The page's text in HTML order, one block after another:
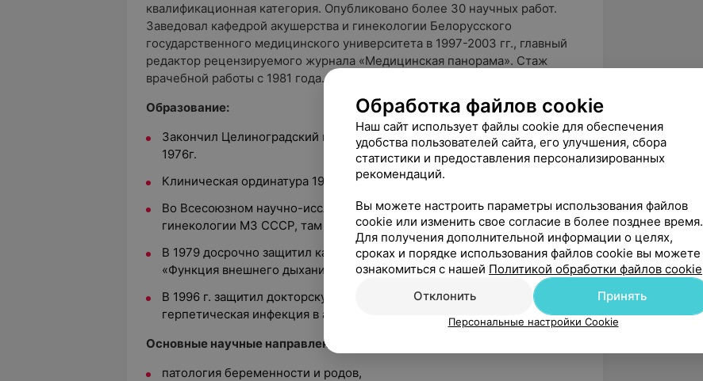
квалификационная категория. Опубликовано более 30 научных работ.
Заведовал кафедрой акушерства и гинекологии Белорусского
государственного медицинского университета в 1997-2003 гг., главный
редактор рецензируемого журнала «Медицинская панорама». Стаж
врачебной работы с 1981 года.
Образование:
Закончил Целиноградский государственный медицинский институт в
1976г.
Клиническая ординатура 1976 - 1978 г.
Во Всесоюзном научно-исследовательском институте акушерства и
гинекологии МЗ СССР, там же с 1978 по1980 учеба в аспирантуре.
В 1979 досрочно защитил кандидатскую диссертацию на тему
«Функция внешнего дыхания во время беременности».
В 1996 г. защитил докторскую диссертацию на тему «Генитальная
герпетическая инфекция в акушерстве и гинекологии».
Основные научные направления в работе:
патология беременности и родов,
Обработка файлов cookie
Наш сайт использует файлы cookie для обеспечения
удобства пользователей сайта, его улучшения, сбора
статистики и предоставления персонализированных
рекомендаций.
Вы можете настроить параметры использования файлов
cookie или изменить свое согласие в более позднее время.
Для получения дополнительной информации о целях,
сроках и порядке использования файлов cookie вы можете
ознакомиться с нашей Политикой обработки файлов cookie
Отклонить
Принять
Персональные настройки Cookie